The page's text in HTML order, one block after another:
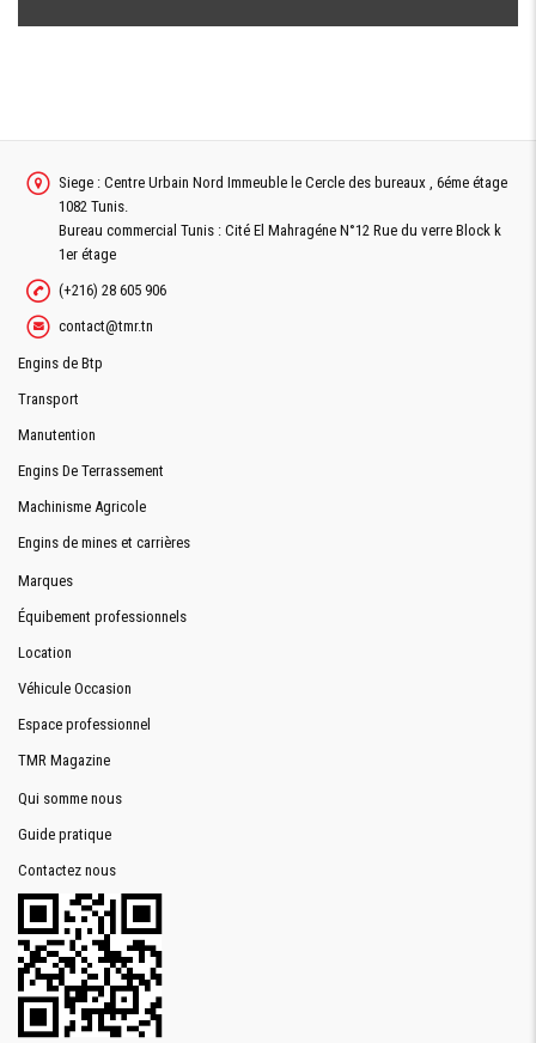
Siege : Centre Urbain Nord Immeuble le Cercle des bureaux , 6éme étage
1082 Tunis.
Bureau commercial Tunis : Cité El Mahragéne N°12 Rue du verre Block k
1er étage
(+216) 28 605 906
contact@tmr.tn
Engins de Btp
Transport
Manutention
Engins De Terrassement
Machinisme Agricole
Engins de mines et carrières
Marques
Équibement professionnels
Location
Véhicule Occasion
Espace professionnel
TMR Magazine
Qui somme nous
Guide pratique
Contactez nous